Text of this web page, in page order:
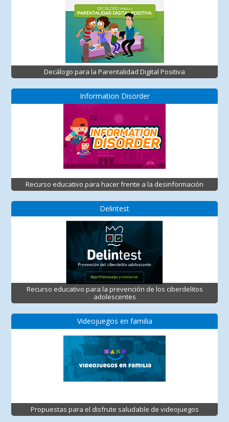
Decálogo para la Parentalidad Digital Positiva
Information Disorder
Recurso educativo para hacer frente a la desinformación
Delintest
Recurso educativo para la prevención de los ciberdelitos
adolescentes
Videojuegos en familia
Propuestas para el disfrute saludable de videojuegos